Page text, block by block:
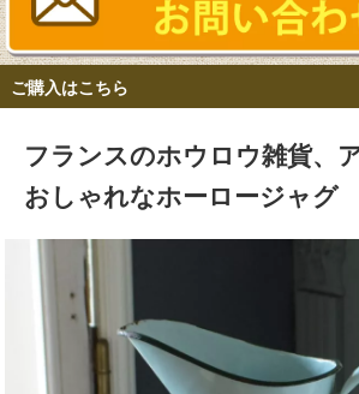
ご購入はこちら
フランスのホウロウ雑貨、
おしゃれなホーロージャグ